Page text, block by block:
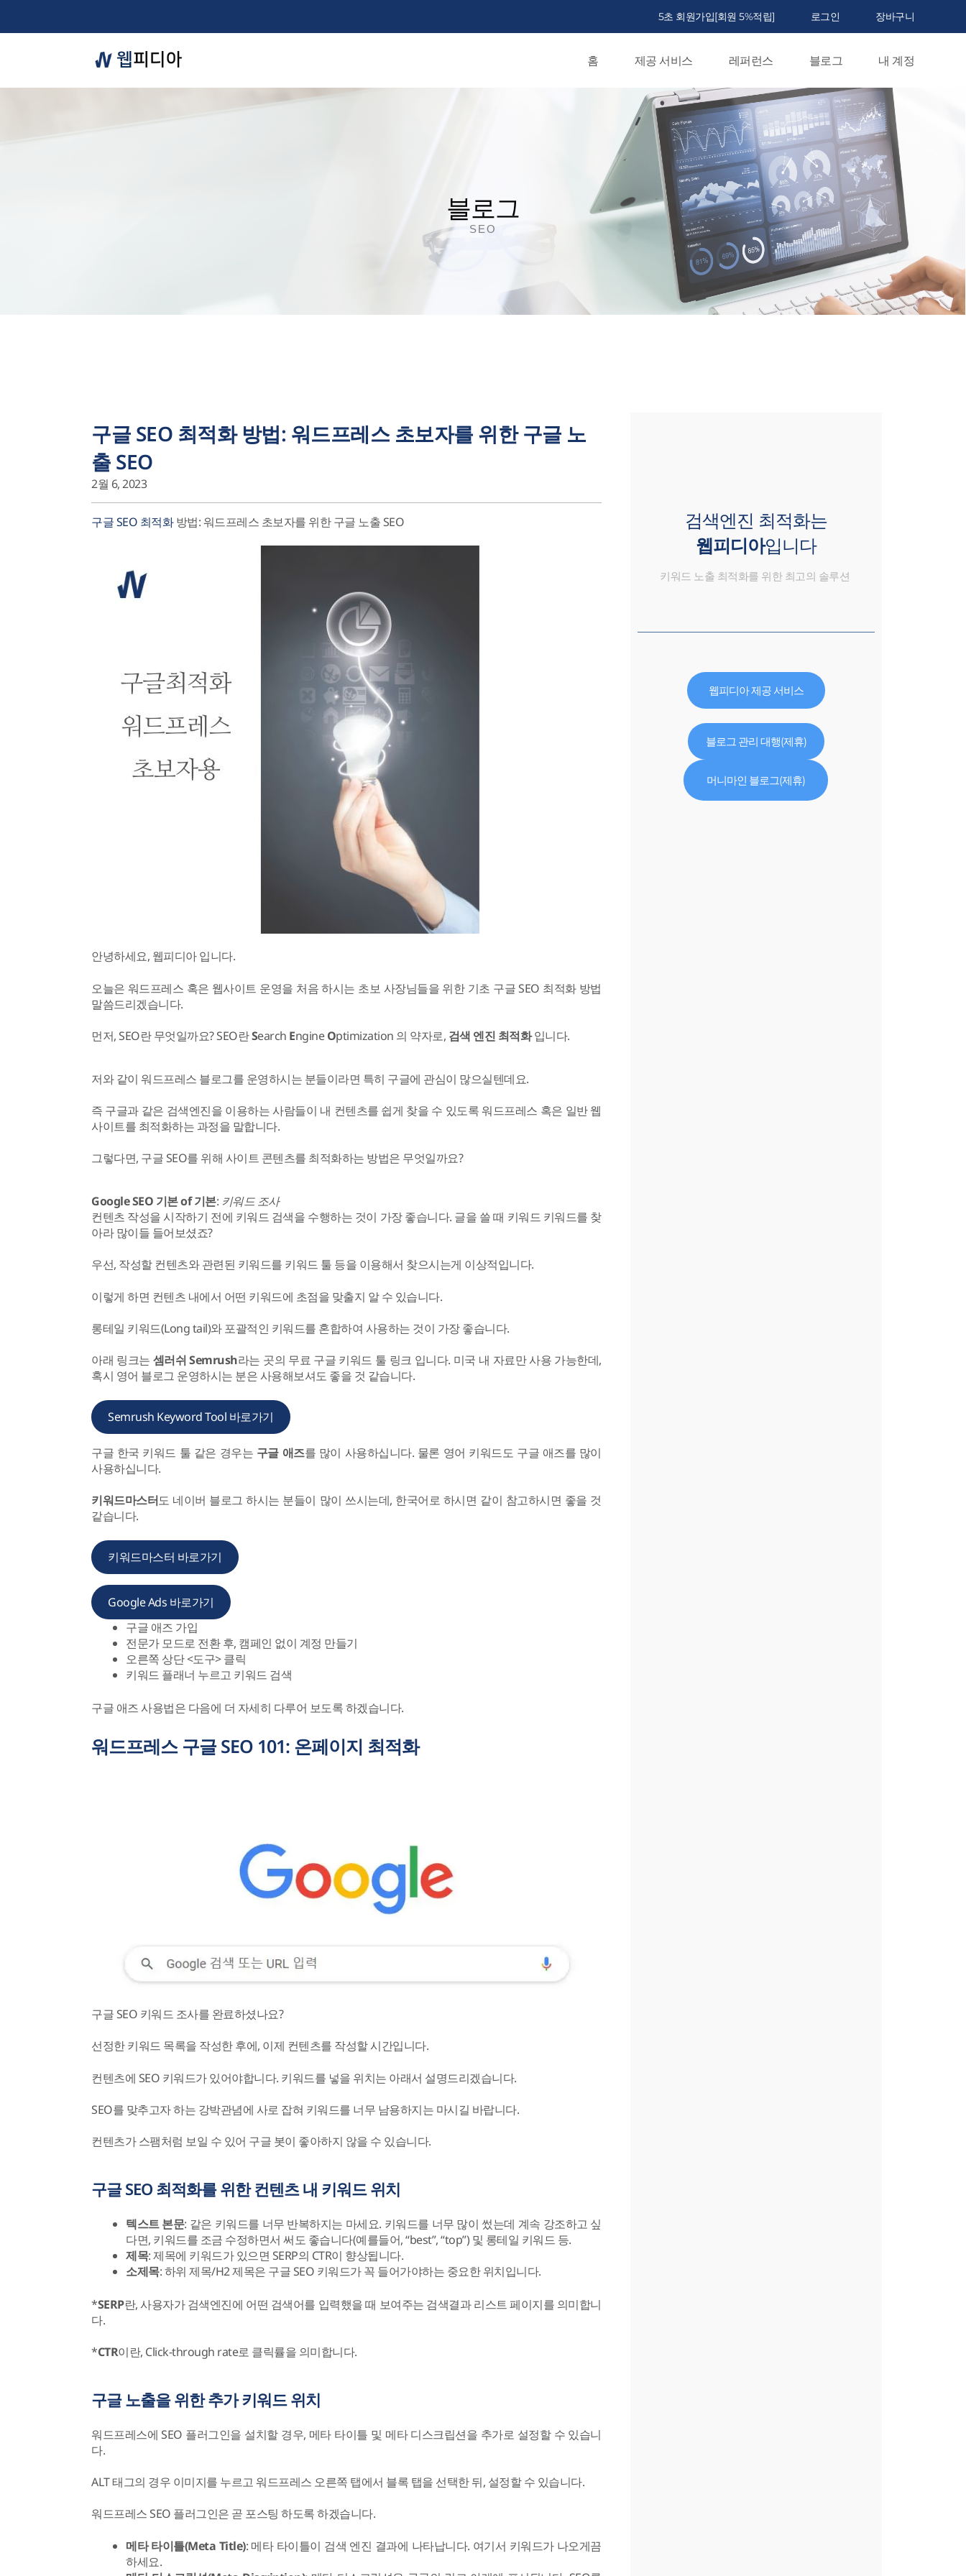
5초 회원가입[회원 5%적립] 로그인 장바구니
홈 제공 서비스 레퍼런스 블로그 내 계정
블로그
SEO
구글 SEO 최적화 방법: 워드프레스 초보자를 위한 구글 노
출 SEO
2월 6, 2023
구글 SEO 최적화방법: 워드프레스 초보자를 위한 구글 노출 SEO
안녕하세요, 웹피디아 입니다.
오늘은 워드프레스 혹은 웹사이트 운영을 처음 하시는 초보 사장님들을 위한 기초 구글 SEO 최적화 방법
말씀드리겠습니다.
먼저, SEO란 무엇일까요? SEO란Search EngineOptimization 의 약자로, 검색 엔진 최적화입니다.
저와 같이 워드프레스 블로그를 운영하시는 분들이라면 특히 구글에 관심이 많으실텐데요.
즉 구글과 같은 검색엔진을 이용하는 사람들이 내 컨텐츠를 쉽게 찾을 수 있도록 워드프레스 혹은 일반 웹
사이트를 최적화하는 과정을 말합니다.
그렇다면, 구글 SEO를 위해 사이트 콘텐츠를 최적화하는 방법은 무엇일까요?
Google SEO 기본 of 기본: 키워드 조사
컨텐츠 작성을 시작하기 전에 키워드 검색을 수행하는 것이 가장 좋습니다. 글을 쓸 때 키워드 키워드를 찾
아라 많이들 들어보셨죠?
우선, 작성할 컨텐츠와 관련된 키워드를 키워드 툴 등을 이용해서 찾으시는게 이상적입니다.
이렇게 하면 컨텐츠 내에서 어떤 키워드에 초점을 맞출지 알 수 있습니다.
롱테일 키워드(Long tail)와 포괄적인 키워드를 혼합하여 사용하는 것이 가장 좋습니다.
아래 링크는 셈러쉬 Semrush라는 곳의 무료 구글 키워드 툴 링크 입니다. 미국 내 자료만 사용 가능한데,
혹시 영어 블로그 운영하시는 분은 사용해보셔도 좋을 것 같습니다.
Semrush Keyword Tool 바로가기
구글 한국 키워드 툴 같은 경우는 구글 애즈를 많이 사용하십니다. 물론 영어 키워드도 구글 애즈를 많이
사용하십니다.
키워드마스터도 네이버 블로그 하시는 분들이 많이 쓰시는데, 한국어로 하시면 같이 참고하시면 좋을 것
같습니다.
키워드마스터 바로가기
Google Ads 바로가기
구글 애즈 가입
전문가 모드로 전환 후, 캠페인 없이 계정 만들기
오른쪽 상단 <도구> 클릭
키워드 플래너 누르고 키워드 검색
구글 애즈 사용법은 다음에 더 자세히 다루어 보도록 하겠습니다.
워드프레스 구글 SEO 101: 온페이지 최적화
구글 SEO 키워드 조사를 완료하셨나요?
선정한 키워드 목록을 작성한 후에, 이제 컨텐츠를 작성할 시간입니다.
컨텐츠에 SEO 키워드가 있어야합니다. 키워드를 넣을 위치는 아래서 설명드리겠습니다.
SEO를 맞추고자 하는 강박관념에 사로 잡혀 키워드를 너무 남용하지는 마시길 바랍니다.
컨텐츠가 스팸처럼 보일 수 있어 구글 봇이 좋아하지 않을 수 있습니다.
구글 SEO 최적화를 위한 컨텐츠 내 키워드 위치
텍스트 본문: 같은 키워드를 너무 반복하지는 마세요. 키워드를 너무 많이 썼는데 계속 강조하고 싶
다면, 키워드를 조금 수정하면서 써도 좋습니다(예를들어, “best”, “top”) 및 롱테일 키워드 등.
제목: 제목에 키워드가 있으면 SERP의 CTR이 향상됩니다.
소제목: 하위 제목/H2 제목은 구글 SEO 키워드가 꼭 들어가야하는 중요한 위치입니다.
*SERP란, 사용자가 검색엔진에 어떤 검색어를 입력했을 때 보여주는 검색결과 리스트 페이지를 의미합니
다.
*CTR이란, Click-through rate로 클릭률을 의미합니다.
구글 노출을 위한 추가 키워드 위치
워드프레스에 SEO 플러그인을 설치할 경우, 메타 타이틀 및 메타 디스크립션을 추가로 설정할 수 있습니
다.
ALT 태그의 경우 이미지를 누르고 워드프레스 오른쪽 탭에서 블록 탭을 선택한 뒤, 설정할 수 있습니다.
워드프레스 SEO 플러그인은 곧 포스팅 하도록 하겠습니다.
메타 타이틀(Meta Title): 메타 타이틀이 검색 엔진 결과에 나타납니다. 여기서 키워드가 나오게끔
하세요.
검색엔진 최적화는
웹피디아입니다
키워드 노출 최적화를 위한 최고의 솔루션
웹피디아 제공 서비스
블로그 관리 대행(제휴)
머니마인 블로그(제휴)